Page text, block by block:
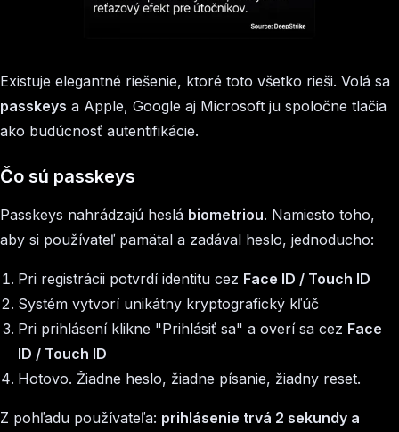
Existuje elegantné riešenie, ktoré toto všetko rieši. Volá sa
passkeys a Apple, Google aj Microsoft ju spoločne tlačia
ako budúcnosť autentifikácie.
Čo sú passkeys
Passkeys nahrádzajú heslá biometriou. Namiesto toho,
aby si používateľ pamätal a zadával heslo, jednoducho:
Pri registrácii potvrdí identitu cez Face ID / Touch ID
Systém vytvorí unikátny kryptografický kľúč
Pri prihlásení klikne "Prihlásiť sa" a overí sa cez Face
ID / Touch ID
Hotovo. Žiadne heslo, žiadne písanie, žiadny reset.
Z pohľadu používateľa: prihlásenie trvá 2 sekundy a